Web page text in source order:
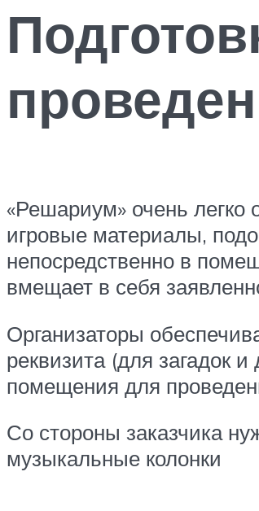
«Решариум» очень легко
игровые материалы,
непосредственно в
вмещает в себя
Организаторы
реквизита (для загадок
помещения для
Со стороны заказчика
музыкальные колонки